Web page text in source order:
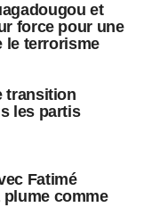
et
force pour une
le terrorisme
transition
les partis
Fatimé
plume comme